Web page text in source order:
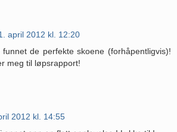
april 2012 kl. 12:20
de perfekte skoene (forhåpentligvis)!
meg til løpsrapport!
2012 kl. 14:55